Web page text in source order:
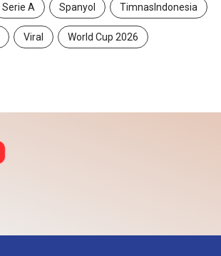
Serie A Spanyol TimnasIndonesia
Viral World Cup 2026